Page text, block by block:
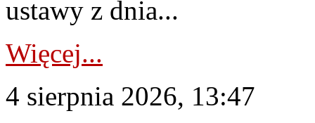
ustawy z dnia...
Więcej...
4 sierpnia 2026, 13:47